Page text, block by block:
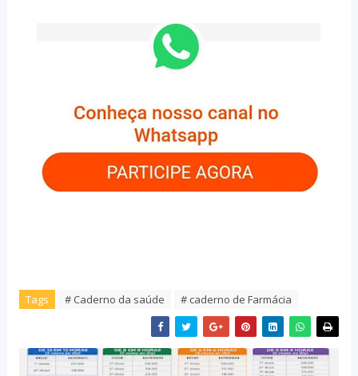
Tags # Caderno da saúde # caderno de Farmácia